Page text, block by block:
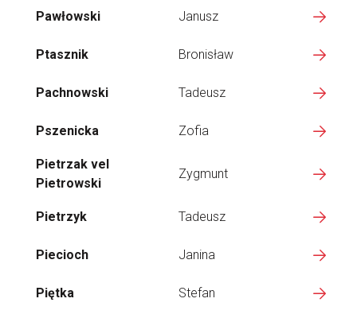
Pawłowski Janusz
Ptasznik Bronisław
Pachnowski Tadeusz
Pszenicka Zofia
Pietrzak vel
Pietrowski
Zygmunt
Pietrzyk Tadeusz
Piecioch Janina
Piętka Stefan